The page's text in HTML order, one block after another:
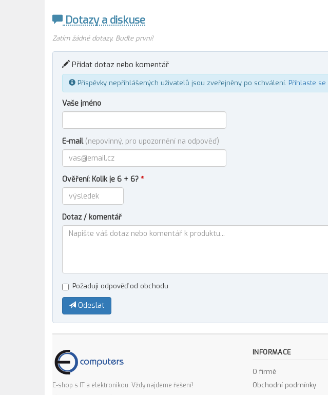
Dotazy a diskuse
Zatím žádné dotazy. Buďte první!
Přidat dotaz nebo komentář
Příspěvky nepřihlášených uživatelů jsou zveřejněny po schválení. Přihlaste se
Vaše jméno
E-mail (nepovinný, pro upozornění na odpověď)
Ověření: Kolik je 6 + 6? *
Dotaz / komentář
Požaduji odpověď od obchodu
Odeslat
E-shop s IT a elektronikou. Vždy najdeme řešení!
INFORMACE
O firmě
Obchodní podmínky